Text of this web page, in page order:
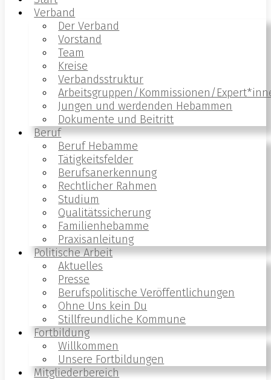
Verband
Der Verband
Vorstand
Team
Kreise
Verbandsstruktur
Arbeitsgruppen/Kommissionen/
Jungen und werdenden Hebammen
Dokumente und Beitritt
Beruf
Beruf Hebamme
Tätigkeitsfelder
Berufsanerkennung
Rechtlicher Rahmen
Studium
Qualitätssicherung
Familienhebamme
Praxisanleitung
Politische Arbeit
Aktuelles
Presse
Berufspolitische Veröffentlichungen
Ohne Uns kein Du
Stillfreundliche Kommune
Fortbildung
Willkommen
Unsere Fortbildungen
Mitgliederbereich